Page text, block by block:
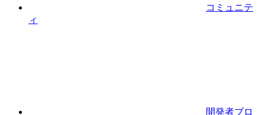
コミュニテ
ィ
開発者ブロ